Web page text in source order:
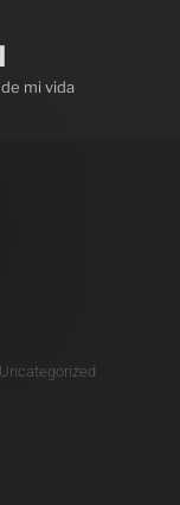
mi vida
Uncategorized